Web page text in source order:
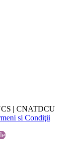
| CNATDCU
si Condiţii